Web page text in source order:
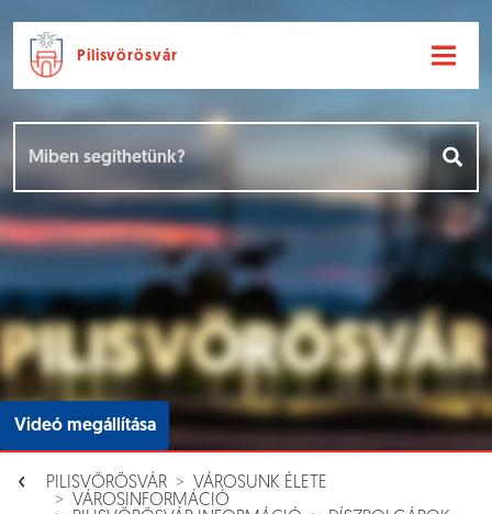
Ugrás a fő tartalomhoz
Pilisvörösvár
Videó megállítása
PILISVÖRÖSVÁR
VÁROSUNK ÉLETE
VÁROSINFORMÁCIÓ
Események []
Dokumentumok [
Aloldalak []